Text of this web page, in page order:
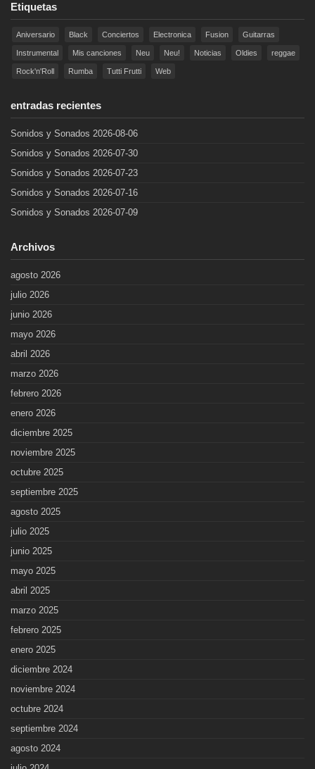
Etiquetas
Aniversario Black Conciertos Electronica Fusion Guitarras
Instrumental Mis canciones Neu Neu! Noticias Oldies reggae
Rock'n'Roll Rumba Tutti Frutti Web
entradas recientes
Sonidos y Sonados 2026-08-06
Sonidos y Sonados 2026-07-30
Sonidos y Sonados 2026-07-23
Sonidos y Sonados 2026-07-16
Sonidos y Sonados 2026-07-09
Archivos
agosto 2026
julio 2026
junio 2026
mayo 2026
abril 2026
marzo 2026
febrero 2026
enero 2026
diciembre 2025
noviembre 2025
octubre 2025
septiembre 2025
agosto 2025
julio 2025
junio 2025
mayo 2025
abril 2025
marzo 2025
febrero 2025
enero 2025
diciembre 2024
noviembre 2024
octubre 2024
septiembre 2024
agosto 2024